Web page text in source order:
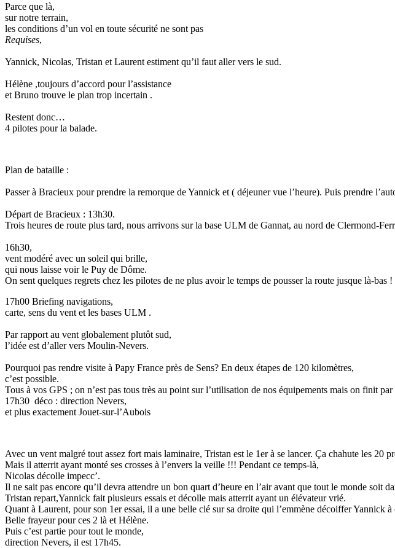
Parce que là,
sur notre terrain,
les conditions d’un vol en toute sécurité ne sont pas
Requises,
Yannick, Nicolas, Tristan et Laurent estiment qu’il faut aller vers le sud.
Hélène ,toujours d’accord pour l’assistance
et Bruno trouve le plan trop incertain .
Restent donc…
4 pilotes pour la balade.
Plan de bataille :
Passer à Bracieux pour prendre la remorque de Yannick et ( déjeuner vue l’heure). Puis prendre
Départ de Bracieux : 13h30.
Trois heures de route plus tard, nous arrivons sur la base ULM de Gannat, au nord de Clermond-
16h30,
vent modéré avec un soleil qui brille,
qui nous laisse voir le Puy de Dôme.
On sent quelques regrets chez les pilotes de ne plus avoir le temps de pousser la route jusque là-bas !
17h00 Briefing navigations,
carte, sens du vent et les bases ULM .
Par rapport au vent globalement plutôt sud,
l’idée est d’aller vers Moulin-Nevers.
Pourquoi pas rendre visite à Papy France près de Sens? En deux étapes de 120 kilomètres,
c’est possible.
Tous à vos GPS ; on n’est pas tous très au point sur l’utilisation de nos équipements mais on finit
17h30 déco : direction Nevers,
et plus exactement Jouet-sur-l’Aubois
Avec un vent malgré tout assez fort mais laminaire, Tristan est le 1er à se lancer. Ça chahute les 20
Mais il atterrit ayant monté ses crosses à l’envers la veille !!! Pendant ce temps-là,
Nicolas décolle impecc’.
Il ne sait pas encore qu’il devra attendre un bon quart d’heure en l’air avant que tout le monde soit
Tristan repart,Yannick fait plusieurs essais et décolle mais atterrit ayant un élévateur vrié.
Quant à Laurent, pour son 1er essai, il a une belle clé sur sa droite qui l’emmène décoiffer Yannick
Belle frayeur pour ces 2 là et Hélène.
Puis c’est partie pour tout le monde,
direction Nevers, il est 17h45.